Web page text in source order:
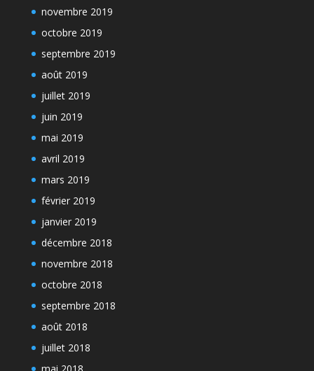
novembre 2019
octobre 2019
septembre 2019
août 2019
juillet 2019
juin 2019
mai 2019
avril 2019
mars 2019
février 2019
janvier 2019
décembre 2018
novembre 2018
octobre 2018
septembre 2018
août 2018
juillet 2018